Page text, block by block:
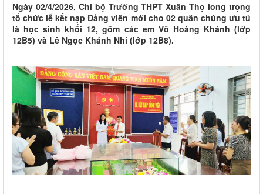
Ngày 02/4/2026, Chi bộ Trường THPT Xuân Thọ long trọng
tổ chức lễ kết nạp Đảng viên mới cho 02 quần chúng ưu tú
là học sinh khối 12, gồm các em Võ Hoàng Khánh (lớp
12B5) và Lê Ngọc Khánh Nhi (lớp 12B8).